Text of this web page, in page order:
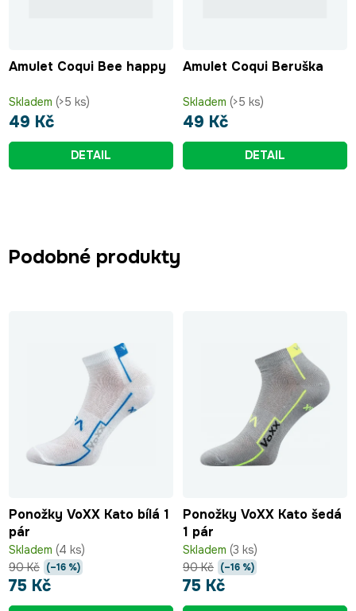
Amulet Coqui Bee happy
Skladem (>5 ks)
49 Kč
DETAIL
Amulet Coqui Beruška
Skladem (>5 ks)
49 Kč
DETAIL
Podobné produkty
Ponožky VoXX Kato bílá 1
pár
Skladem (4 ks)
75 Kč
90 Kč (–16 %)
Ponožky VoXX Kato šedá
1 pár
Skladem (3 ks)
75 Kč
90 Kč (–16 %)